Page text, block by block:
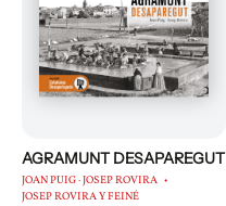
AGRAMUNT DESAPAREGUT
JOAN PUIG · JOSEP ROVIRA
JOSEP ROVIRA Y FEINÉ